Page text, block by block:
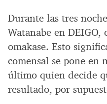
Durante las tres
Watanabe en
omakase. Esto
comensal se pone en
último quien decide
resultado, por